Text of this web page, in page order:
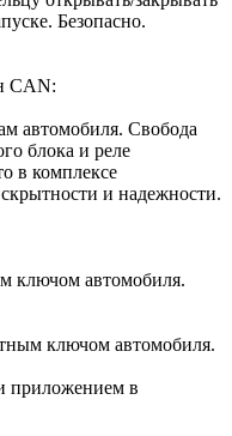
Безопасно.
CAN:
автомобиля. Свобода
блока и реле
в комплексе
и надежности.
ключом автомобиля.
ключом автомобиля.
приложением в